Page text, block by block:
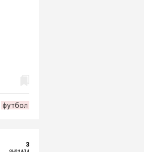
футбол
3
оценили